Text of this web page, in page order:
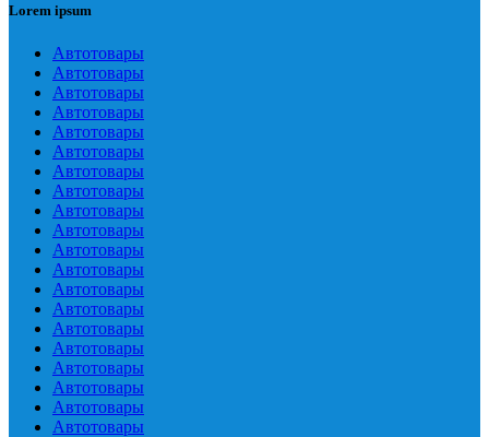
Lorem ipsum
Автотовары
Автотовары
Автотовары
Автотовары
Автотовары
Автотовары
Автотовары
Автотовары
Автотовары
Автотовары
Автотовары
Автотовары
Автотовары
Автотовары
Автотовары
Автотовары
Автотовары
Автотовары
Автотовары
Автотовары